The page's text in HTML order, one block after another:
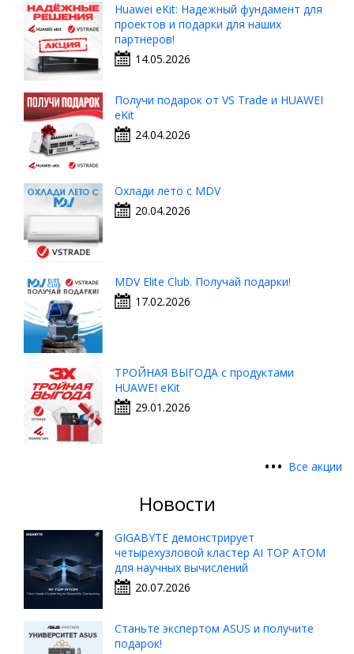
Huawei eKit: Надежный фундамент для
проектов и подарки для наших
партнеров!
14.05.2026
Получи подарок от VS Trade и HUAWEI
eKit
24.04.2026
Охлади лето с MDV
20.04.2026
MDV Elite Club. Получай подарки!
17.02.2026
ТРОЙНАЯ ВЫГОДА с продуктами
HUAWEI eKit
29.01.2026
••• Все акции
Новости
GIGABYTE демонстрирует
четырехузловой кластер AI TOP ATOM
для научных вычислений
20.07.2026
Станьте экспертом ASUS и получите
подарок!